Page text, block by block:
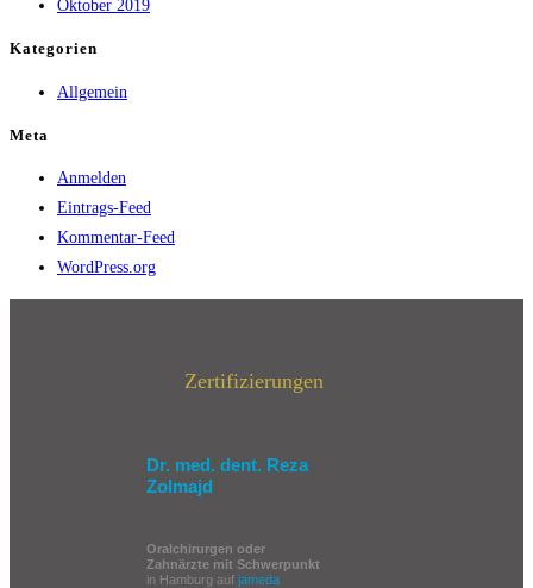
Oktober 2019
Kategorien
Allgemein
Meta
Anmelden
Eintrags-Feed
Kommentar-Feed
WordPress.org
Zertifizierungen
Dr. med. dent. Reza
Zolmajd
Oralchirurgen oder
Zahnärzte mit Schwerpunkt
in Hamburg auf jameda